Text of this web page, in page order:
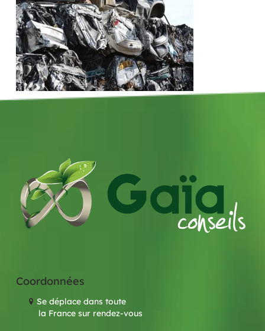
Coordonnées
Se déplace dans toute
la France sur rendez-vous